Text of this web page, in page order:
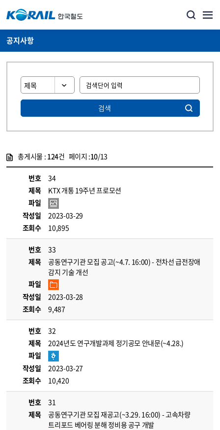
공지사항
검색
총게시물 : 124건 페이지 :10/13
번호
34
제목
KTX 개통 19주년 프로모션
파일
작성일
2023-03-29
조회수
10,895
번호
33
제목
공동연구기관 모집 공고(~4.7. 16:00) - 전차선 급전장애
감지 기술 개선
파일
작성일
2023-03-28
조회수
9,487
번호
32
제목
2024년도 연구개발과제 정기공모 안내문(~4.28.)
파일
작성일
2023-03-27
조회수
10,420
번호
31
제목
공동연구기관 모집 재공고(~3.29. 16:00) - 고속차량
트리포드 베어링 분해 정비용 공구 개발